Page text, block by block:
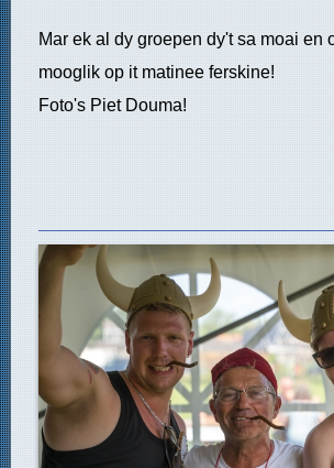
Mar ek al dy groepen dy't sa moai en
mooglik op it matinee ferskine!
Foto's Piet Douma!